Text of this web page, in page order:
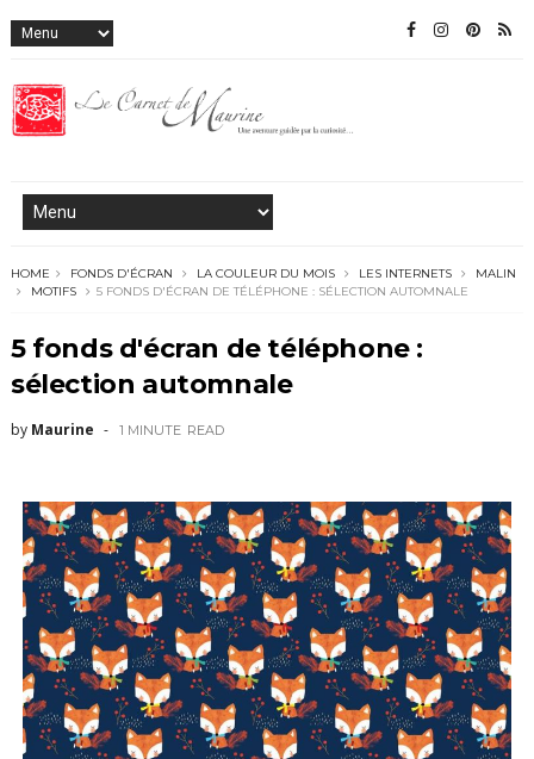
HOME FONDS D'ÉCRAN LA COULEUR DU MOIS LES INTERNETS
MALIN
MOTIFS
5 FONDS D'ÉCRAN DE TÉLÉPHONE : SÉLECTION AUTOMNALE
5 fonds d'écran de téléphone :
sélection automnale
by Maurine 1 MINUTE READ